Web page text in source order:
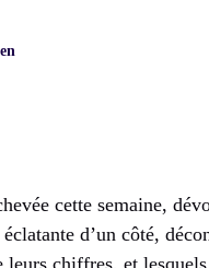
cette semaine,
d’un côté,
chiffres, et